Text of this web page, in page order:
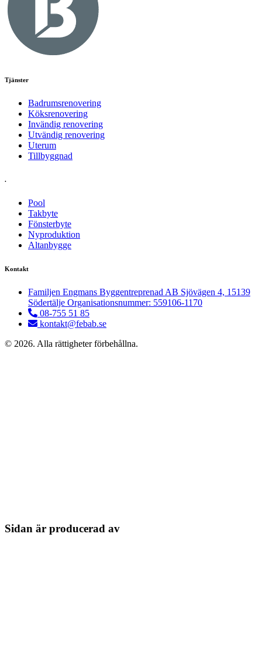
Tjänster
Badrumsrenovering
Köksrenovering
Invändig renovering
Utvändig renovering
Uterum
Tillbyggnad
.
Pool
Takbyte
Fönsterbyte
Nyproduktion
Altanbygge
Kontakt
Familjen Engmans Byggentreprenad AB Sjövägen 4, 15139
Södertälje Organisationsnummer: 559106-1170
08-755 51 85
kontakt@febab.se
© 2026. Alla rättigheter förbehållna.
Sidan är producerad av